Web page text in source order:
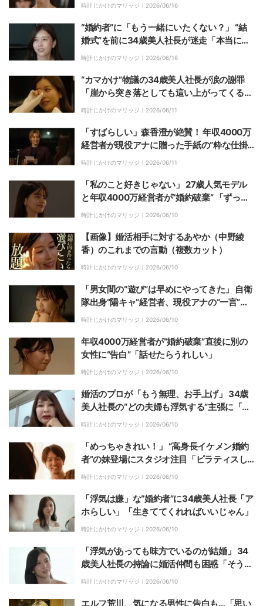
時計じかけのマリッジ｜ 2026/06/16
“婚約者”に「もう一緒にいたくない？」 “結
婚式”を前に34歳美人社長が迷走「本当に患
ってる」
時計じかけのマリッジ｜ 2026/06/16
“カマかけ”物議の34歳美人社長が涙の謝罪
「崖から突き落としても這い上がってくる
か…」
時計じかけのマリッジ｜ 2026/06/11
「すばらしい」森香澄が絶賛！ 年収4000万
経営者が現役アナに贈った手紙の“粋な仕掛
け”
時計じかけのマリッジ｜ 2026/06/11
「私のこと好きじゃない」 27歳人気モデル
と年収4000万経営者が“婚約破棄” 「ずっと
壁がある感じが…」
時計じかけのマリッジ｜ 2026/06/10
【画像】婚活相手に対するあやか（中野綾
香）のこれまでの言動（複数カット）
時計じかけのマリッジ｜ 2026/06/10
「男女間の“遊び”は早めにやってきた」 自衛
隊出身“陽キャ”経営者、現役アナの“一言”に
面食らい「あーね」
時計じかけのマリッジ｜ 2026/06/10
年収4000万経営者が“婚約破棄”直後に別の
女性に“告白”「話せたらうれしい」
時計じかけのマリッジ｜ 2026/06/10
婚活のプロが「もう無理、お手上げ」 34歳
美人社長の“どの夫婦も浮気する”主張に「ず
っと持論ぶちまけてれば？」
時計じかけのマリッジ｜ 2026/06/10
「めっちゃきれい！」 “高身長イケメン婚約
者”の妹登場にスタジオ注目「ピラティスし
てそう」
時計じかけのマリッジ｜ 2026/06/10
「浮気は嫌」な“婚約者”に34歳美人社長「ア
ホらしい」「生きててくれればいいじゃん」
時計じかけのマリッジ｜ 2026/06/10
「浮気があっても味方でいるのが結婚」 34
歳美人社長の持論に婚活仲間も困惑「そうい
う人は幸せにしてくれなさそう」
時計じかけのマリッジ｜ 2026/06/10
エルフ荒川、気になる男性に告白も…「思い